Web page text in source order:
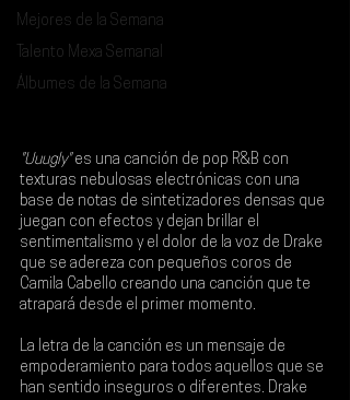
Mejores de la Semana
Talento Mexa Semanal
Álbumes de la Semana
"Uuugly" es una canción de pop R&B con
texturas nebulosas electrónicas con una
base de notas de sintetizadores densas que
juegan con efectos y dejan brillar el
sentimentalismo y el dolor de la voz de Drake
que se adereza con pequeños coros de
Camila Cabello creando una canción que te
atrapará desde el primer momento.
La letra de la canción es un mensaje de
empoderamiento para todos aquellos que se
han sentido inseguros o diferentes. Drake